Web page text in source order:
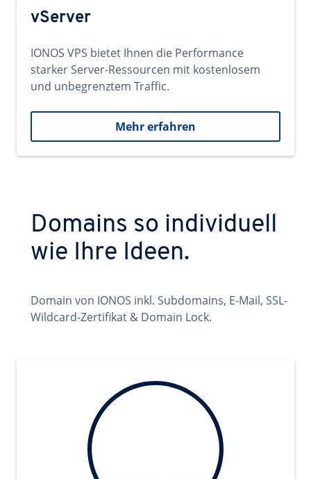
vServer
IONOS VPS bietet Ihnen die Performance
starker Server-Ressourcen mit kostenlosem
und unbegrenztem Traffic.
Mehr erfahren
Domains so individuell
wie Ihre Ideen.
Domain von IONOS inkl. Subdomains, E-Mail, SSL-
Wildcard-Zertifikat & Domain Lock.